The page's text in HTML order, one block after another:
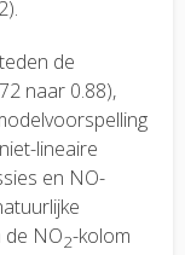
de
naar 0.88),
lineaire
en NO-
de NO2-kolom